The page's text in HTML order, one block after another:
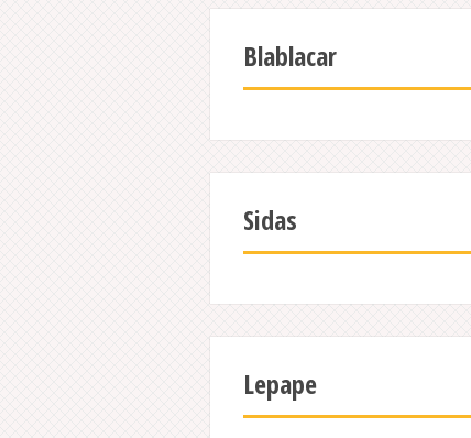
Blablacar
Sidas
Lepape